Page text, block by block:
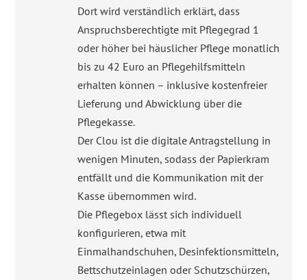
Dort wird verständlich erklärt, dass
Anspruchsberechtigte mit Pflegegrad 1
oder höher bei häuslicher Pflege monatlich
bis zu 42 Euro an Pflegehilfsmitteln
erhalten können – inklusive kostenfreier
Lieferung und Abwicklung über die
Pflegekasse.
Der Clou ist die digitale Antragstellung in
wenigen Minuten, sodass der Papierkram
entfällt und die Kommunikation mit der
Kasse übernommen wird.
Die Pflegebox lässt sich individuell
konfigurieren, etwa mit
Einmalhandschuhen, Desinfektionsmitteln,
Bettschutzeinlagen oder Schutzschürzen,